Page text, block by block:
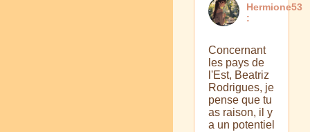
Hermione53
:
Concernant
les pays de
l'Est, Beatriz
Rodrigues, je
pense que tu
as raison, il y
a un potentiel